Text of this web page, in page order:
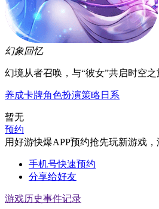
幻象回忆
幻境从者召唤，与“彼女”共启时空之
养成卡牌角色扮演策略 日系
暂无
预约
用好游快爆APP预约抢先玩新游戏
手机号快速预约
分享给好友
游戏历史事件记录